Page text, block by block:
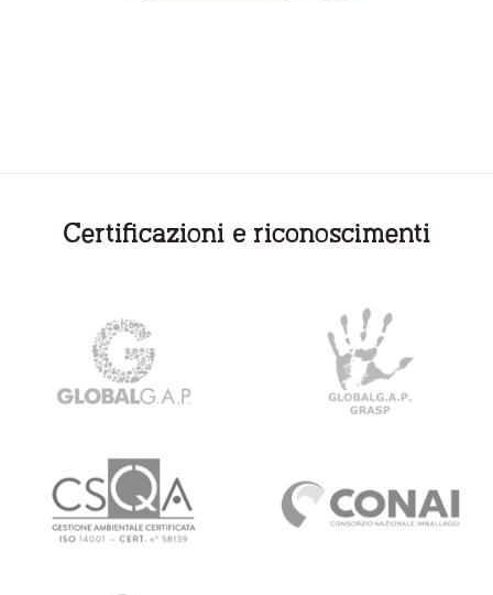
Certificazioni e riconoscimenti